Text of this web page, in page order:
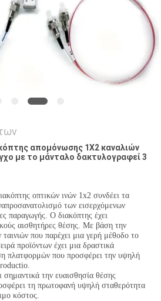
απομόνωσης 1X2 καναλιών
με το μάνταλο δακτυλογραφεί 3
οπτικών ινών 1x2 συνδέει τα
των εισερχόμενων
παραγωγής. Ο διακόπτης έχει
αισθητήρες θέσης. Με βάση την
που παρέχει μια γερή μέθοδο το
προϊόντων έχει μια δραστικά
πλατφορμών που προσφέρει την υψηλή
σημαντικά την ευαισθησία θέσης
τη πρωτοφανή υψηλή σταθερότητα
κόστος.